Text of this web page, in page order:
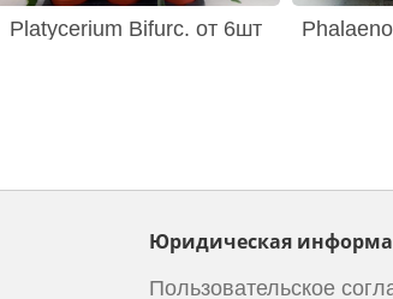
Platycerium Bifurc. от 6шт
Юридическая
Пользовательское